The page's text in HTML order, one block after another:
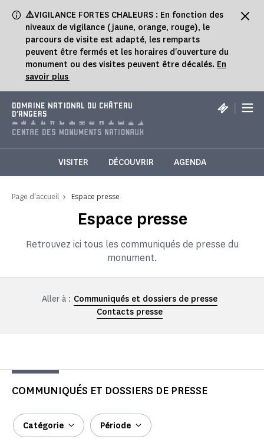
⚠️VIGILANCE FORTES CHALEURS : En fonction des
niveaux de vigilance (jaune, orange, rouge), le
parcours de visite est adapté, les remparts
peuvent être fermés et les horaires d'ouverture du
monument ou des visites peuvent être décalés. En
savoir plus
DOMAINE NATIONAL DU CHÂTEAU
D'ANGERS
|
VISITER DÉCOUVRIR AGENDA
Page d'accueil Espace presse
Espace presse
Retrouvez ici tous les communiqués de presse du
monument.
Aller à : Communiqués et dossiers de presse
Contacts presse
COMMUNIQUÉS ET DOSSIERS DE PRESSE
Catégorie Période